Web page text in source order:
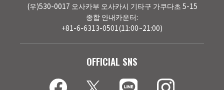
(우)530-0017 오사카부 오사카시 기타구 가쿠다초 5-15
종합 안내카운터:
+81-6-6313-0501(11:00~21:00)
OFFICIAL SNS